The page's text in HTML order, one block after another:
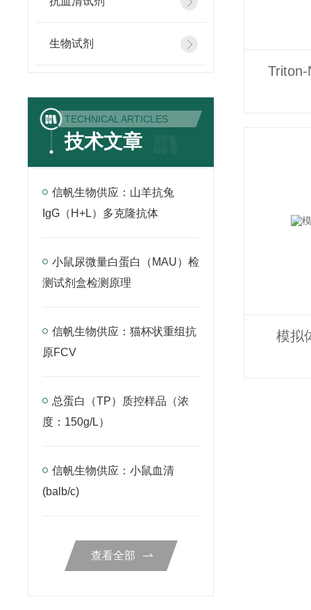
生物试剂
TECHNICAL ARTICLES
技术文章
信帆生物供应：山羊抗兔
IgG（H+L）多克隆抗体
小鼠尿微量白蛋白（MAU）检
测试剂盒检测原理
信帆生物供应：猫杯状重组抗
原FCV
总蛋白（TP）质控样品（浓
度：150g/L）
信帆生物供应：小鼠血清
(balb/c)
查看全部
模拟